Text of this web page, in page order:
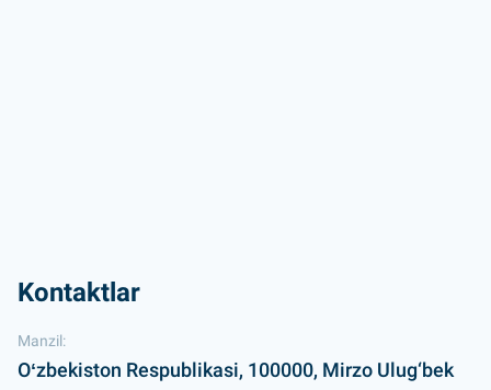
Kontaktlar
Manzil:
Oʻzbekiston Respublikasi, 100000, Mirzo Ulug‘bek